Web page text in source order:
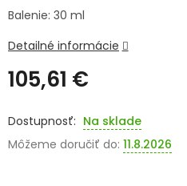
105,61 €
cena:
Na sklade
Môžeme doručiť do: 11.8.2026
Balenie: 30 ml
Detailné informácie